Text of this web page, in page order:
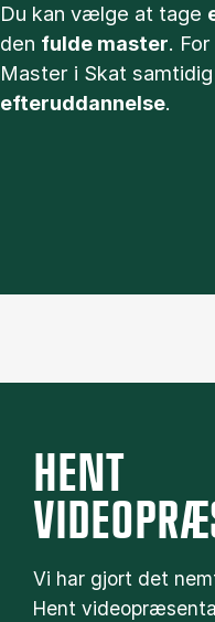
Du kan vælge at tage
den fulde master.
Master i Skat
efteruddannelse.
HENT
Vi har gjort det
Hent